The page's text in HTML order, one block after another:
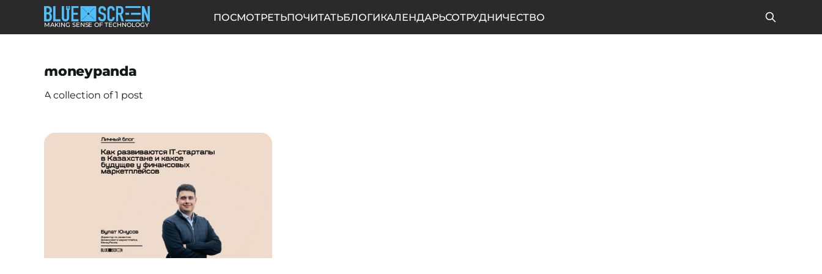
MAKING SENSE OF TECHNOLOGY
ПОСМОТРЕТЬПОЧИТАТЬБЛОГИКАЛЕНДАРЬСОТРУДНИЧЕСТВО
moneypanda
A collection of 1 post